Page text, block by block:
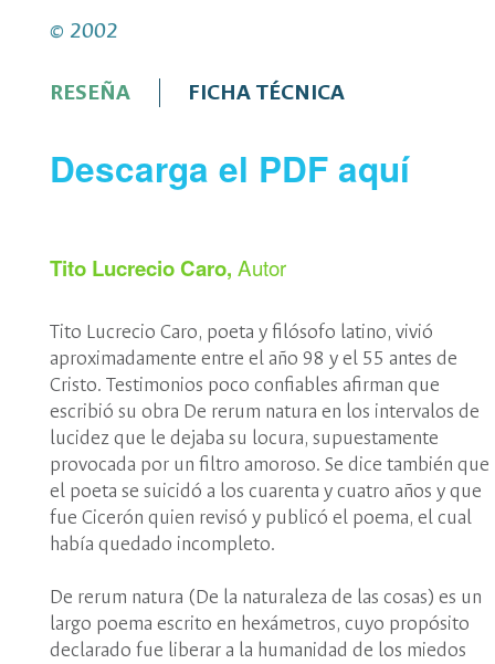
© 2002
RESEÑA FICHA TÉCNICA
Descarga el PDF aquí
Tito Lucrecio Caro​​​​​, Autor
Tito Lucrecio Caro, poeta y filósofo latino, vivió
aproximadamente entre el año 98 y el 55 antes de
Cristo. Testimonios poco confiables afirman que
escribió su obra De rerum natura en los intervalos de
lucidez que le dejaba su locura, supuestamente
provocada por un filtro amoroso. Se dice también que
el poeta se suicidó a los cuarenta y cuatro años y que
fue Cicerón quien revisó y publicó el poema, el cual
había quedado incompleto.
De rerum natura (De la naturaleza de las cosas) es un
largo poema escrito en hexámetros, cuyo propósito
declarado fue liberar a la humanidad de los miedos
correo: